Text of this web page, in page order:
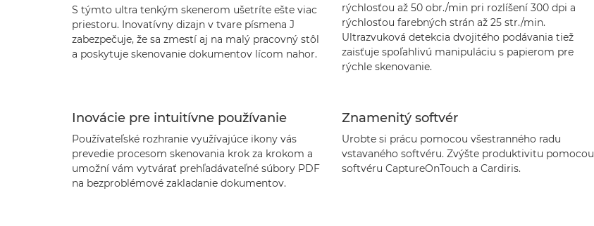
S týmto ultra tenkým skenerom ušetríte ešte viac
priestoru. Inovatívny dizajn v tvare písmena J
zabezpečuje, že sa zmestí aj na malý pracovný stôl
a poskytuje skenovanie dokumentov lícom nahor.
rýchlosťou až 50 obr./min pri rozlíšení 300 dpi a
rýchlosťou farebných strán až 25 str./min.
Ultrazvuková detekcia dvojitého podávania tiež
zaisťuje spoľahlivú manipuláciu s papierom pre
rýchle skenovanie.
Inovácie pre intuitívne používanie
Používateľské rozhranie využívajúce ikony vás
prevedie procesom skenovania krok za krokom a
umožní vám vytvárať prehľadávateľné súbory PDF
na bezproblémové zakladanie dokumentov.
Znamenitý softvér
Urobte si prácu pomocou všestranného radu
vstavaného softvéru. Zvýšte produktivitu pomocou
softvéru CaptureOnTouch a Cardiris.